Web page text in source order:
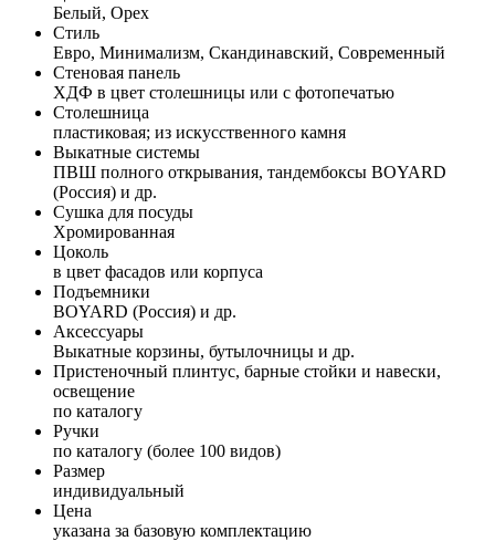
Белый, Орех
Стиль
Евро, Минимализм, Скандинавский, Современный
Стеновая панель
ХДФ в цвет столешницы или с фотопечатью
Столешница
пластиковая; из искусственного камня
Выкатные системы
ПВШ полного открывания, тандембоксы BOYARD
(Россия) и др.
Сушка для посуды
Хромированная
Цоколь
в цвет фасадов или корпуса
Подъемники
BOYARD (Россия) и др.
Аксессуары
Выкатные корзины, бутылочницы и др.
Пристеночный плинтус, барные стойки и навески,
освещение
по каталогу
Ручки
по каталогу (более 100 видов)
Размер
индивидуальный
Цена
указана за базовую комплектацию